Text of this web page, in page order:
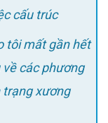
cấu trúc
tôi mất gần hết
các phương
trạng xương